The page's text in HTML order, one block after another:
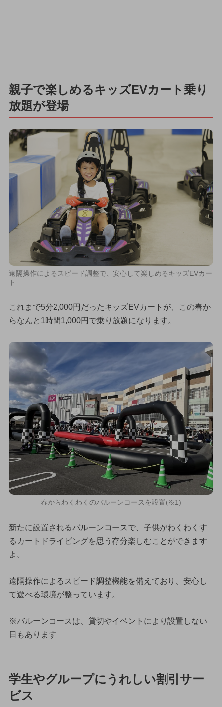
親子で楽しめるキッズEVカート乗り
放題が登場
遠隔操作によるスピード調整で、安心して楽しめるキッズEVカー
ト
これまで5分2,000円だったキッズEVカートが、この春か
らなんと1時間1,000円で乗り放題になります。
春からわくわくのバルーンコースを設置(※1)
新たに設置されるバルーンコースで、子供がわくわくす
るカートドライビングを思う存分楽しむことができます
よ。
遠隔操作によるスピード調整機能を備えており、安心し
て遊べる環境が整っています。
※バルーンコースは、貸切やイベントにより設置しない
日もあります
学生やグループにうれしい割引サー
ビス